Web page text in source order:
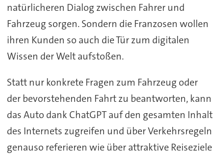
natürlicheren Dialog zwischen Fahrer und
Fahrzeug sorgen. Sondern die Franzosen wollen
ihren Kunden so auch die Tür zum digitalen
Wissen der Welt aufstoßen.
Statt nur konkrete Fragen zum Fahrzeug oder
der bevorstehenden Fahrt zu beantworten, kann
das Auto dank ChatGPT auf den gesamten Inhalt
des Internets zugreifen und über Verkehrsregeln
genauso referieren wie über attraktive Reiseziele